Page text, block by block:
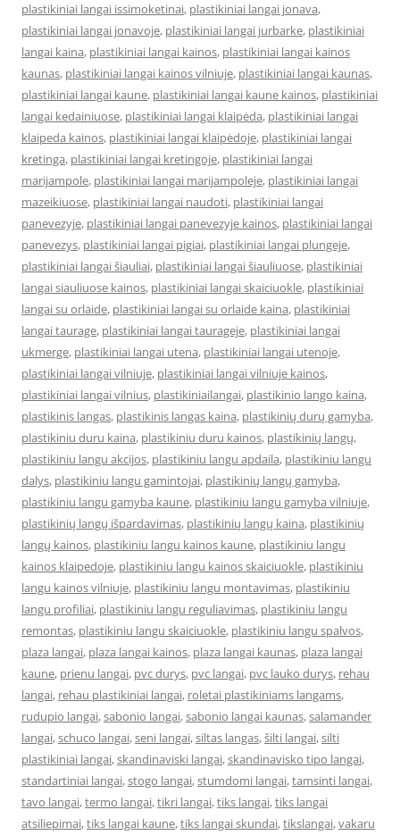
plastikiniai langai issimoketinai, plastikiniai langai jonava,
plastikiniai langai jonavoje, plastikiniai langai jurbarke, plastikiniai
langai kaina, plastikiniai langai kainos, plastikiniai langai kainos
kaunas, plastikiniai langai kainos vilniuje, plastikiniai langai kaunas,
plastikiniai langai kaune, plastikiniai langai kaune kainos, plastikiniai
langai kedainiuose, plastikiniai langai klaipėda, plastikiniai langai
klaipeda kainos, plastikiniai langai klaipėdoje, plastikiniai langai
kretinga, plastikiniai langai kretingoje, plastikiniai langai
marijampole, plastikiniai langai marijampoleje, plastikiniai langai
mazeikiuose, plastikiniai langai naudoti, plastikiniai langai
panevezyje, plastikiniai langai panevezyje kainos, plastikiniai langai
panevezys, plastikiniai langai pigiai, plastikiniai langai plungeje,
plastikiniai langai šiauliai, plastikiniai langai šiauliuose, plastikiniai
langai siauliuose kainos, plastikiniai langai skaiciuokle, plastikiniai
langai su orlaide, plastikiniai langai su orlaide kaina, plastikiniai
langai taurage, plastikiniai langai taurageje, plastikiniai langai
ukmerge, plastikiniai langai utena, plastikiniai langai utenoje,
plastikiniai langai vilniuje, plastikiniai langai vilniuje kainos,
plastikiniai langai vilnius, plastikiniailangai, plastikinio lango kaina,
plastikinis langas, plastikinis langas kaina, plastikinių durų gamyba,
plastikiniu duru kaina, plastikiniu duru kainos, plastikinių langų,
plastikiniu langu akcijos, plastikiniu langu apdaila, plastikiniu langu
dalys, plastikiniu langu gamintojai, plastikinių langų gamyba,
plastikiniu langu gamyba kaune, plastikiniu langu gamyba vilniuje,
plastikinių langų išpardavimas, plastikinių langų kaina, plastikinių
langų kainos, plastikiniu langu kainos kaune, plastikiniu langu
kainos klaipedoje, plastikiniu langu kainos skaiciuokle, plastikiniu
langu kainos vilniuje, plastikiniu langu montavimas, plastikiniu
langu profiliai, plastikiniu langu reguliavimas, plastikiniu langu
remontas, plastikiniu langu skaiciuokle, plastikiniu langu spalvos,
plaza langai, plaza langai kainos, plaza langai kaunas, plaza langai
kaune, prienu langai, pvc durys, pvc langai, pvc lauko durys, rehau
langai, rehau plastikiniai langai, roletai plastikiniams langams,
rudupio langai,sabonio langai,sabonio langai kaunas,salamander
langai,schuco langai,seni langai,siltas langas,šilti langai,silti
plastikiniai langai,skandinaviski langai,skandinavisko tipo langai,
standartiniai langai,stogo langai,stumdomi langai,tamsinti langai,
tavo langai,termo langai,tikri langai,tiks langai,tiks langai
atsiliepimai,tiks langai kaune,tiks langai skundai,tikslangai,vakaru